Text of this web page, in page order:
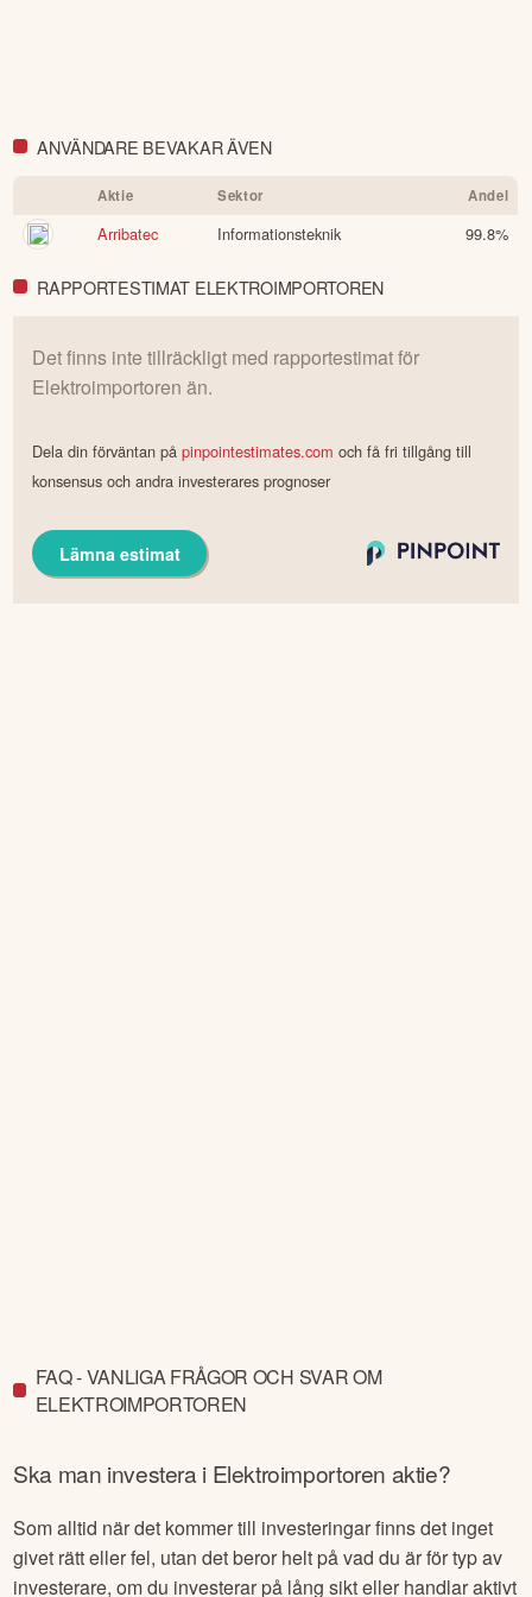
ANVÄNDARE BEVAKAR ÄVEN
Aktie Sektor Andel
Arribatec Informationsteknik 99.8%
RAPPORTESTIMAT ELEKTROIMPORTOREN
Det finns inte tillräckligt med rapportestimat för
Elektroimportoren än.
Dela din förväntan påpinpointestimates.com och få fri tillgång till
konsensus och andra investerares prognoser
Lämna estimat
FAQ - VANLIGA FRÅGOR OCH SVAR OM
ELEKTROIMPORTOREN
Ska man investera i Elektroimportoren aktie?
Som alltid när det kommer till investeringar finns det inget
givet rätt eller fel, utan det beror helt på vad du är för typ av
investerare, om du investerar på lång sikt eller handlar aktivt